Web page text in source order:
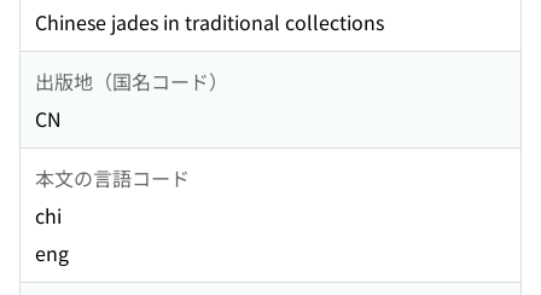
Chinese jades in traditional collections
出版地（国名コード）
CN
本文の言語コード
chi
eng